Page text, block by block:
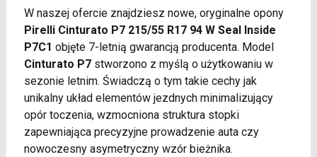
W naszej ofercie znajdziesz nowe, oryginalne opony
Pirelli Cinturato P7 215/55 R17 94 W Seal Inside
P7C1 objęte 7-letnią gwarancją producenta. Model
Cinturato P7stworzono z myślą o użytkowaniu w
sezonie letnim. Świadczą o tym takie cechy jak
unikalny układ elementów jezdnych minimalizujący
opór toczenia, wzmocniona struktura stopki
zapewniająca precyzyjne prowadzenie auta czy
nowoczesny asymetryczny wzór bieżnika.